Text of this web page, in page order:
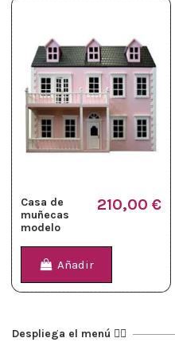
Casa de
muñecas
modelo
210,00 €
Añadir
Despliega el menú 👉🏻